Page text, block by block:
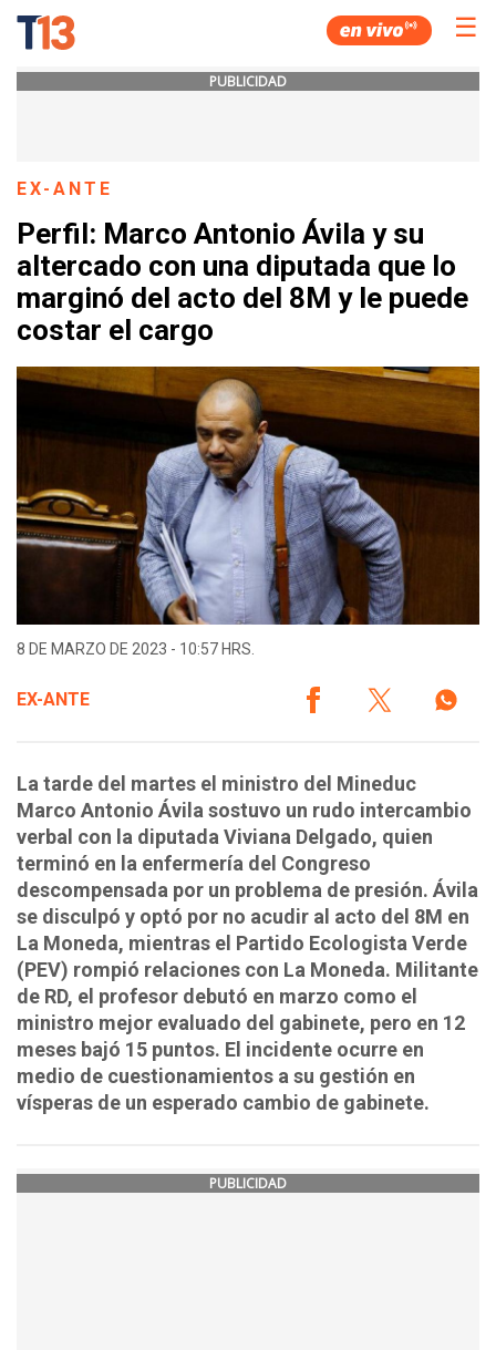
☰
PUBLICIDAD
EX-ANTE
Perfil: Marco Antonio Ávila y su
altercado con una diputada que lo
marginó del acto del 8M y le puede
costar el cargo
8 DE MARZO DE 2023 - 10:57 HRS.
EX-ANTE
La tarde del martes el ministro del Mineduc
Marco Antonio Ávila sostuvo un rudo intercambio
verbal con la diputada Viviana Delgado, quien
terminó en la enfermería del Congreso
descompensada por un problema de presión. Ávila
se disculpó y optó por no acudir al acto del 8M en
La Moneda, mientras el Partido Ecologista Verde
(PEV) rompió relaciones con La Moneda. Militante
de RD, el profesor debutó en marzo como el
ministro mejor evaluado del gabinete, pero en 12
meses bajó 15 puntos. El incidente ocurre en
medio de cuestionamientos a su gestión en
vísperas de un esperado cambio de gabinete.
PUBLICIDAD